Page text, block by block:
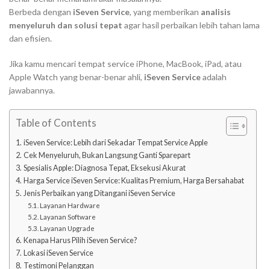
Berbeda dengan iSeven Service, yang memberikan analisis
menyeluruh dan solusi tepat agar hasil perbaikan lebih tahan lama
dan efisien.
Jika kamu mencari tempat service iPhone, MacBook, iPad, atau
Apple Watch yang benar-benar ahli, iSeven Serviceadalah
jawabannya.
Table of Contents
iSeven Service: Lebih dari Sekadar Tempat Service Apple
Cek Menyeluruh, Bukan Langsung Ganti Sparepart
Spesialis Apple: Diagnosa Tepat, Eksekusi Akurat
Harga Service iSeven Service: Kualitas Premium, Harga Bersahabat
Jenis Perbaikan yang Ditangani iSeven Service
Layanan Hardware
Layanan Software
Layanan Upgrade
Kenapa Harus Pilih iSeven Service?
Lokasi iSeven Service
Testimoni Pelanggan